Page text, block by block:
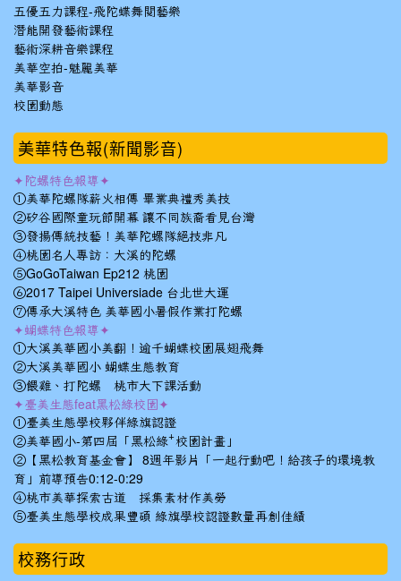
五優五力課程-飛陀蝶舞閱藝樂
潛能開發藝術課程
藝術深耕音樂課程
美華空拍-魅麗美華
美華影音
校園動態
美華特色報(新聞影音)
✦陀螺特色報導✦
①美華陀螺隊薪火相傳 畢業典禮秀美技
②矽谷國際童玩節開幕 讓不同族裔看見台灣
③發揚傳統技藝！美華陀螺隊絕技非凡
④桃園名人專訪：大溪的陀螺
⑤GoGoTaiwan Ep212 桃園
⑥2017 Taipei Universiade 台北世大運
⑦傳承大溪特色 美華國小暑假作業打陀螺
✦蝴蝶特色報導✦
①大溪美華國小美翻！逾千蝴蝶校園展翅飛舞
②大溪美華國小 蝴蝶生態教育
③餵雞、打陀螺 桃市大下課活動
✦臺美生態feat黑松綠校園✦
①臺美生態學校夥伴綠旗認證
②美華國小-第四屆「黑松綠⁺校園計畫」
②【黑松教育基金會】 8週年影片「一起行動吧！給孩子的環境教
育」前導預告0:12-0:29
④桃市美華探索古道 採集素材作美勞
⑤臺美生態學校成果豐碩 綠旗學校認證數量再創佳績
校務行政